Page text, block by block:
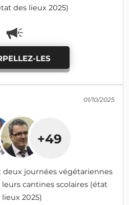
des lieux 2025)
LES
01/10/2025
+49
deux journées végétariennes
cantines scolaires (état
lieux 2025)